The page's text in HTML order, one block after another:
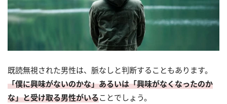
既読無視された男性は、脈なしと判断することもあります。
「僕に興味がないのかな」あるいは「興味がなくなったのか
な」と受け取る男性がいることでしょう。